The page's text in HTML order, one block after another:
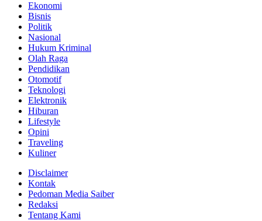
Ekonomi
Bisnis
Politik
Nasional
Hukum Kriminal
Olah Raga
Pendidikan
Otomotif
Teknologi
Elektronik
Hiburan
Lifestyle
Opini
Traveling
Kuliner
Disclaimer
Kontak
Pedoman Media Saiber
Redaksi
Tentang Kami